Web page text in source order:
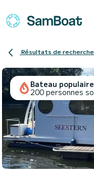
Résultats de recherche
Bateau
200 personnes